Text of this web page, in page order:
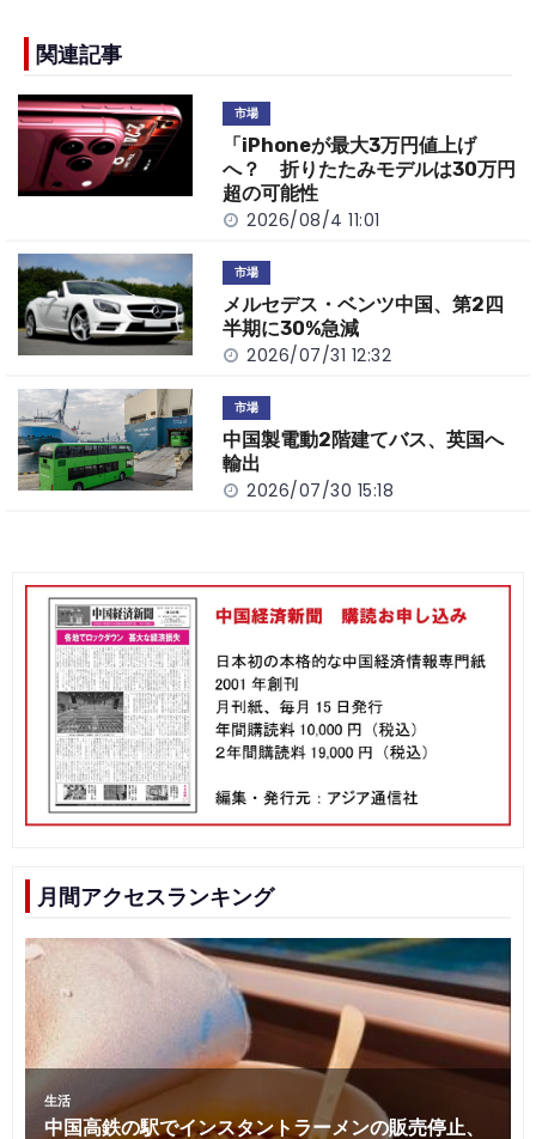
e
b
o
o
k
n
k
関連記事
市場
「iPhoneが最大3万円値上げ
へ？ 折りたたみモデルは30万円
超の可能性
2026/08/4 11:01
市場
メルセデス・ベンツ中国、第2四
半期に30%急減
2026/07/31 12:32
市場
中国製電動2階建てバス、英国へ
輸出
2026/07/30 15:18
月間アクセスランキング